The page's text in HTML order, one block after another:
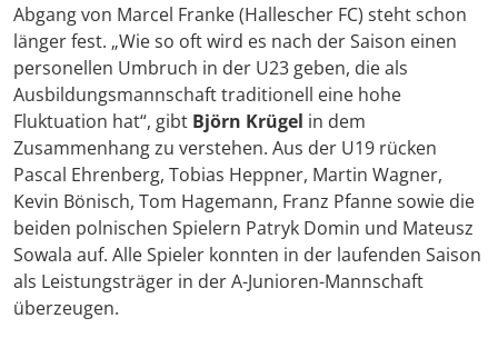
Abgang von Marcel Franke (Hallescher FC) steht schon
länger fest. „Wie so oft wird es nach der Saison einen
personellen Umbruch in der U23 geben, die als
Ausbildungsmannschaft traditionell eine hohe
Fluktuation hat“, gibt Björn Krügel in dem
Zusammenhang zu verstehen. Aus der U19 rücken
Pascal Ehrenberg, Tobias Heppner, Martin Wagner,
Kevin Bönisch, Tom Hagemann, Franz Pfanne sowie die
beiden polnischen Spielern Patryk Domin und Mateusz
Sowala auf. Alle Spieler konnten in der laufenden Saison
als Leistungsträger in der A-Junioren-Mannschaft
überzeugen.